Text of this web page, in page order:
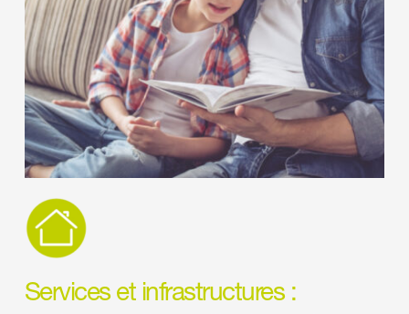
Services et infrastructures :